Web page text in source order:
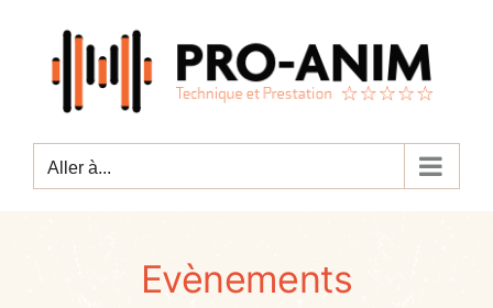
contenu
Aller à...
Evènements